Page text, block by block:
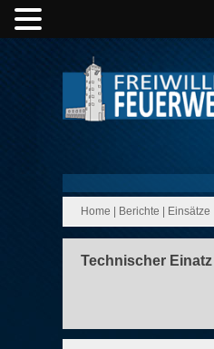
Home Berichte
Einsätze
Technischer Einatz